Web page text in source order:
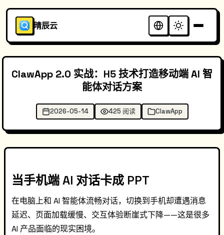
晴辰云
ClawApp 2.0 实战：H5 技术打造移动端 AI 智
能体对话方案
2026-05-14 425 阅读 ClawApp
当手机端 AI 对话卡成 PPT
在电脑上和 AI 智能体流畅对话，切换到手机却遭遇消息
延迟、页面加载缓慢、交互体验断崖式下降——这是很多
AI 产品面临的现实困境。